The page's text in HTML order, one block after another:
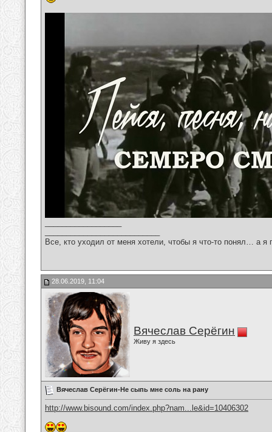
Все, кто уходил от меня хотели, чтобы я что-то понял… а
28.06.2019, 11:04
Вячеслав Серёгин
Живу я здесь
Вячеслав Серёгин-Не сыпь мне соль на рану
http://www.bisound.com/index.php?nam...le&id=10406302